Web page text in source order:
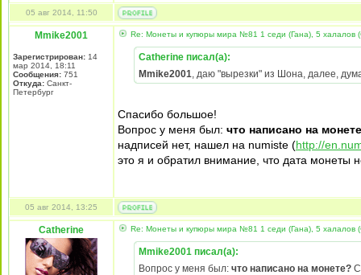
05 авг 2014, 11:50
Mmike2001
Зарегистрирован: 14
мар 2014, 18:11
Сообщения: 751
Откуда: Санкт-
Петербург
Re: Монеты и купюры мира №81 1 седи (Гана), 5 халалов
Catherine писал(а):
Mmike2001, даю "вырезки" из Шона, далее,
Спасибо большое!
Вопрос у меня был: что написано на
надписей нет, нашел на numiste (http://
это я и обратил внимание, что дата
05 авг 2014, 13:25
Catherine Re: Монеты и купюры мира №81 1 седи (Гана), 5 халалов
Mmike2001 писал(а):
Вопрос у меня был: что написано на монете? С